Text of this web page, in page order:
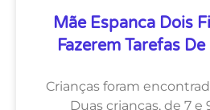
Mãe Espanca Dois
Fazerem Tarefas
Crianças foram
Duas crianças, de 7 e